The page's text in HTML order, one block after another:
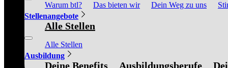
Warum btl? Das bieten wir Dein Weg zu uns
Stellenangebote
Alle Stellen
Alle Stellen
Ausbildung
Deine Benefits Ausbildungsberufe